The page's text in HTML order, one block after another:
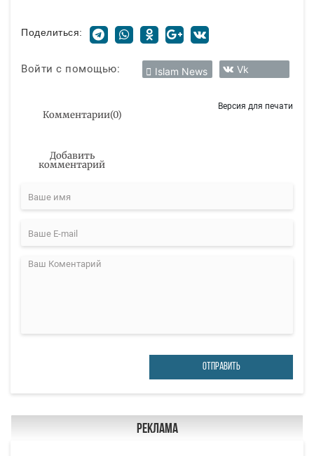
Поделиться:
Войти с помощью: Islam News Vk
Комментарии(0)
Версия для печати
Добавить
комментарий
ОТПРАВИТЬ
Реклама